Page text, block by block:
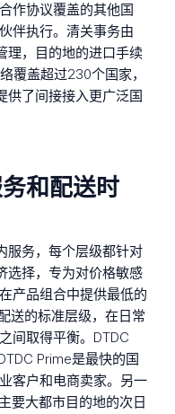
作协议覆盖的其他国
伴执行。清关事务由
理，目的地的进口手续
覆盖超过230个国家，
供了间接接入更广泛国
和配送时
服务，每个层级都针对
选择，专为对价格敏感
产品组合中提供最低的
送的标准层级，在日常
间取得平衡。DTDC
Prime是最快的国
客户和电商卖家。另一
要大都市目的地的次日